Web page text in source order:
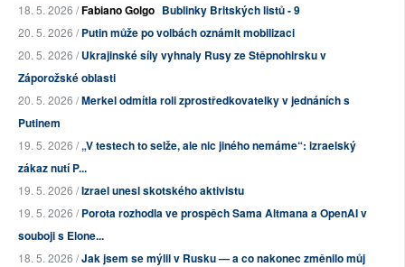
18. 5. 2026 /Fabiano Golgo Bublinky Britských listů - 9
20. 5. 2026 /Putin může po volbách oznámit mobilizaci
20. 5. 2026 /Ukrajinské síly vyhnaly Rusy ze Stěpnohirsku v
Záporožské oblasti
20. 5. 2026 /Merkel odmítla roli zprostředkovatelky v jednáních s
Putinem
19. 5. 2026 /„V testech to selže, ale nic jiného nemáme“: izraelský
zákaz nutí P...
19. 5. 2026 /Izrael unesl skotského aktivistu
19. 5. 2026 /Porota rozhodla ve prospěch Sama Altmana a OpenAI v
souboji s Elone...
18. 5. 2026 /Jak jsem se mýlil v Rusku — a co nakonec změnilo můj